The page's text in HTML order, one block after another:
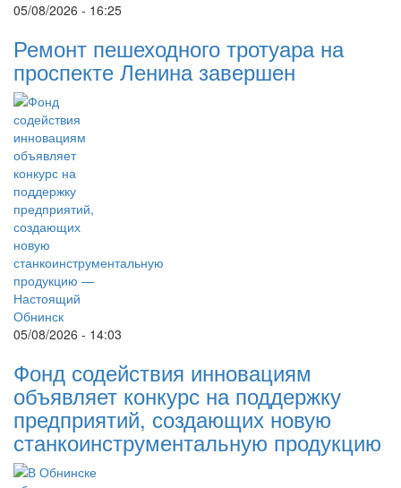
05/08/2026 - 16:25
Ремонт пешеходного тротуара на
проспекте Ленина завершен
05/08/2026 - 14:03
Фонд содействия инновациям
объявляет конкурс на поддержку
предприятий, создающих новую
станкоинструментальную продукцию